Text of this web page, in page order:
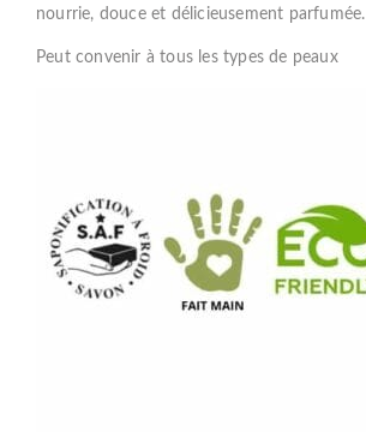
nourrie, douce et délicieusement parfumée.
Peut convenir à tous les types de peaux